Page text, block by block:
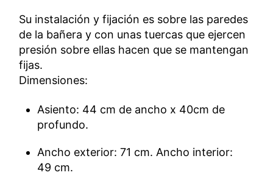
Su instalación y fijación es sobre las paredes
de la bañera y con unas tuercas que ejercen
presión sobre ellas hacen que se mantengan
fijas.
Dimensiones:
Asiento: 44 cm de ancho x 40cm de
profundo.
Ancho exterior: 71 cm. Ancho interior:
49 cm.